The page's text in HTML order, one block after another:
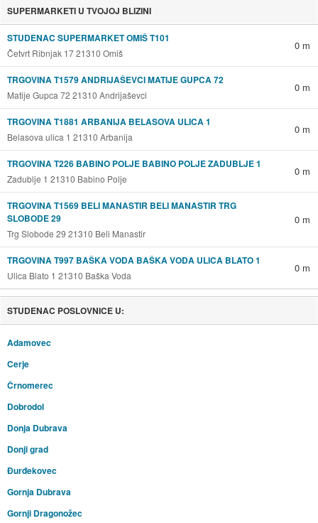
SUPERMARKETI U TVOJOJ BLIZINI
STUDENAC SUPERMARKET OMIŠ T101
Četvrt Ribnjak 17 21310 Omiš
0 m
TRGOVINA T1579 ANDRIJAŠEVCI MATIJE GUPCA 72
Matije Gupca 72 21310 Andrijaševci
0 m
TRGOVINA T1881 ARBANIJA BELASOVA ULICA 1
Belasova ulica 1 21310 Arbanija
0 m
TRGOVINA T226 BABINO POLJE BABINO POLJE ZADUBLJE 1
Zadublje 1 21310 Babino Polje
0 m
TRGOVINA T1569 BELI MANASTIR BELI MANASTIR TRG
SLOBODE 29
Trg Slobode 29 21310 Beli Manastir
0 m
TRGOVINA T997 BAŠKA VODA BAŠKA VODA ULICA BLATO 1
Ulica Blato 1 21310 Baška Voda
0 m
STUDENAC POSLOVNICE U:
Adamovec
Cerje
Črnomerec
Dobrodol
Donja Dubrava
Donji grad
Đurđekovec
Gornja Dubrava
Gornji Dragonožec